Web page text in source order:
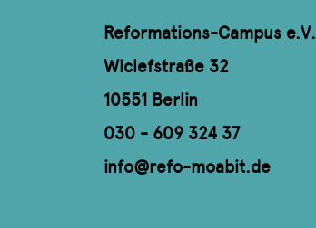
Reformations-Campus e.V.
Wiclefstraße 32
10551 Berlin
030 - 609 324 37
info@refo-moabit.de